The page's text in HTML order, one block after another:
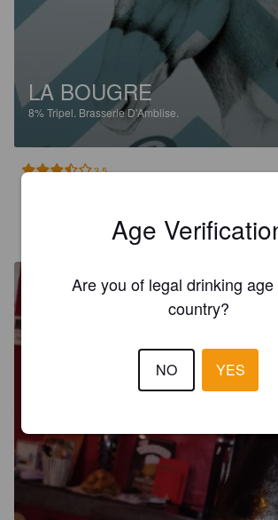
LA BOUGRE
8% Tripel. Brasserie D'Amblise.
3.5
MAXIME D
Age
Are you of legal drinking
country?
NO YES